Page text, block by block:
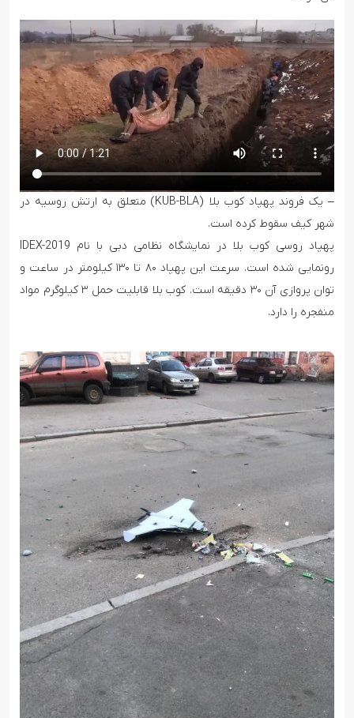
– یک فروند پهپاد کوب بلا (KUB-BLA) متعلق به ارتش روسیه در
شهر کیف سقوط کرده است.
پهپاد روسی کوب بلا در نمایشگاه نظامی دبی با نام IDEX-2019
رونمایی شده است. سرعت این پهپاد ۸۰ تا ۱۳۰ کیلومتر در ساعت و
توان پروازی آن ۳۰ دقیقه است. کوب بلا قابلیت حمل ۳ کیلوگرم مواد
منفجره را دارد.